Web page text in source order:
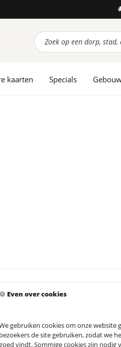
🍪 Even over cookies
gebruiken cookies om onze website
bezoekers de site gebruiken, zodat we
vindt. Sommige cookies zijn nodig
Producten
zoeken
kaarten Specials